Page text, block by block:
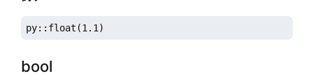
py::float(1.1)
bool